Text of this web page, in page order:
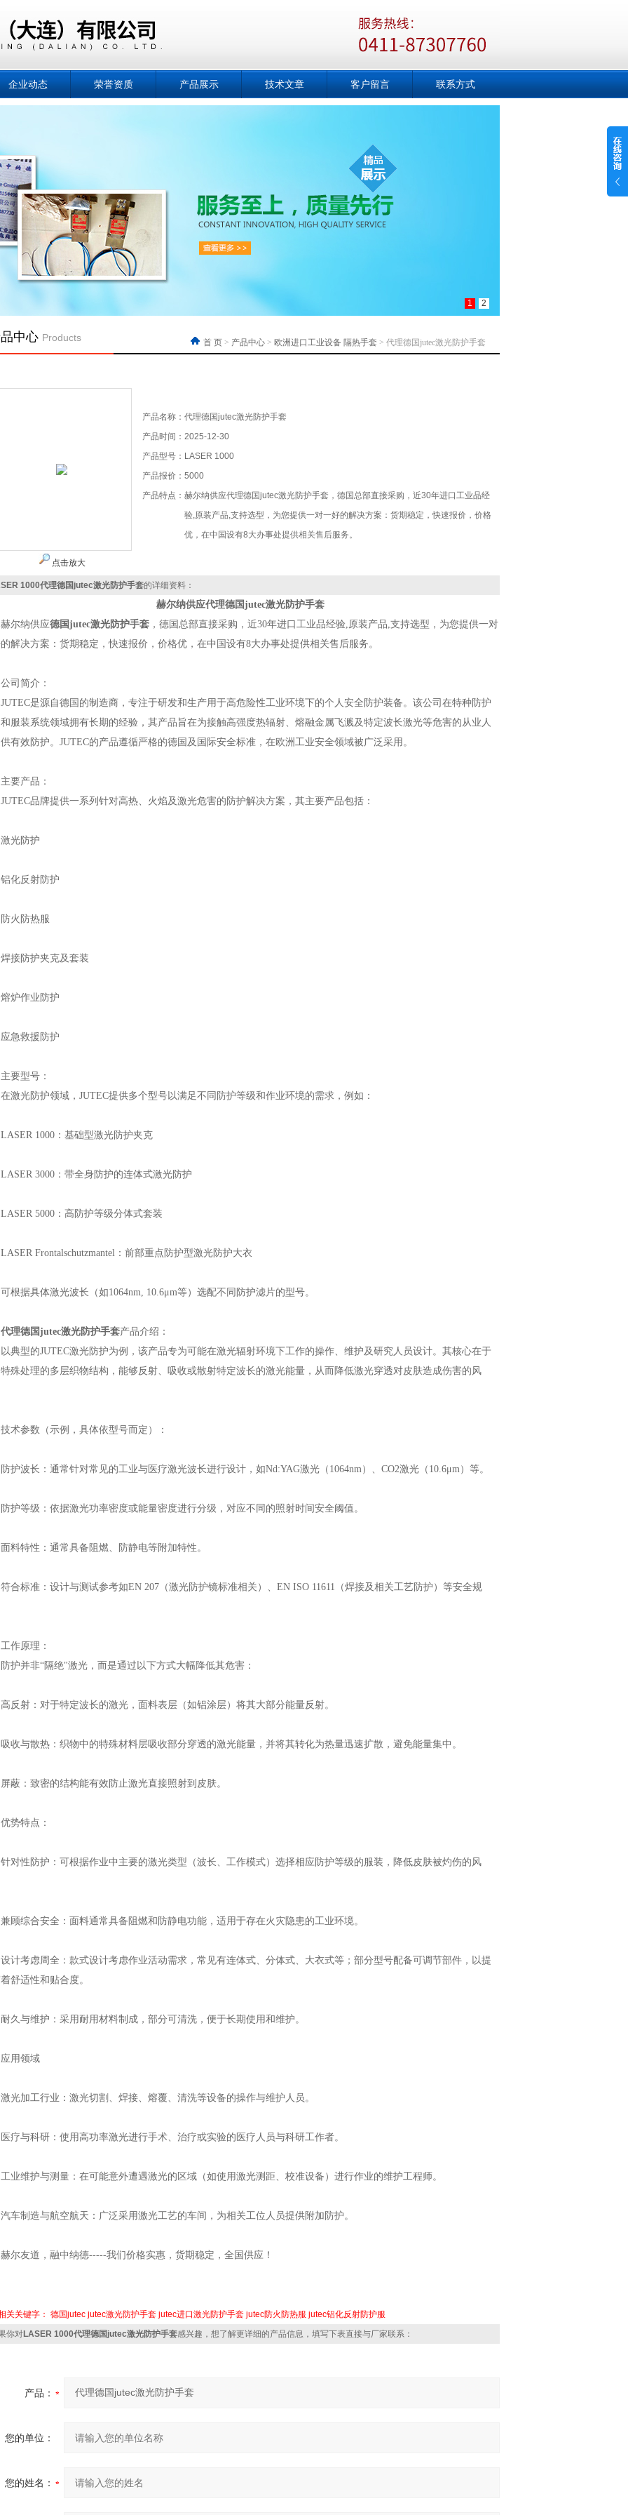
企业动态 荣誉资质 产品展示 技术文章 客户留言 联系方式
1 2
中心 Products 首 页 > 产品中心 > 欧洲进口工业设备 隔热手套 > 代理德国jutec激光防护手套
点击放大
产品名称： 代理德国jutec激光防护手套
产品时间： 2025-12-30
产品型号： LASER 1000
产品报价： 5000
产品特点： 赫尔纳供应代理德国jutec激光防护手套，德国总部直接采购，近30年进口工业品经
验,原装产品,支持选型，为您提供一对一好的解决方案：货期稳定，快速报价，价格
优，在中国设有8大办事处提供相关售后服务。
1000代理德国jutec激光防护手套的详细资料：
赫尔纳供应代理德国jutec激光防护手套
赫尔纳供应德国jutec激光防护手套 ， 德国 总部直接采购，近30年进口工业品经验,原装产品,支持选型，为您提供一对
解决方案：货期稳定，快速报价，价格优，在中国设有8大办事处提供相关售后服务。
公司简介：
JUTEC是源自德国的制造商，专注于研发和生产用于高危险性工业环境下的个人安全防护装备。该公司在特种防护
服装系统领域拥有长期的经验，其产品旨在为接触高强度热辐射、熔融金属飞溅及特定波长激光等危害的从业人
有效防护。JUTEC的产品遵循严格的德国及国际安全标准，在欧洲工业安全领域被广泛采用。
主要产品：
JUTEC品牌提供一系列针对高热、火焰及激光危害的防护解决方案，其主要产品包括：
激光防护
铝化反射防护
防火防热服
焊接防护夹克及套装
熔炉作业防护
应急救援防护
主要型号：
在激光防护领域， JUTEC提供多个型号以满足不同防护等级和作业环境的需求，例如：
LASER 1000：基础型激光防护夹克
LASER 3000：带全身防护的连体式激光防护
LASER 5000：高防护等级分体式套装
LASER Frontalschutzmantel：前部重点防护型激光防护大衣
可根据具体激光波长（如1064nm, 10.6μm等）选配不同防护滤片的型号。
代理德国jutec激光防护手套产品介绍：
以典型的JUTEC激光防护为例，该产品专为可能在激光辐射环境下工作的操作、维护及研究人员设计。其核心在于
殊处理的多层织物结构，能够反射、吸收或散射特定波长的激光能量，从而降低激光穿透对皮肤造成伤害的风
技术参数（示例，具体依型号而定）：
防护波长：通常针对常见的工业与医疗激光波长进行设计，如Nd:YAG激光（1064nm）、CO2激光（10.6μm）等。
防护等级：依据激光功率密度或能量密度进行分级，对应不同的照射时间安全阈值。
面料特性：通常具备阻燃、防静电等附加特性。
符合标准：设计与测试参考如EN 207（激光防护镜标准相关）、EN ISO 11611（焊接及相关工艺防护）等安全规
工作原理：
防护并非“隔绝"激光，而是通过以下方式大幅降低其危害：
高反射：对于特定波长的激光，面料表层（如铝涂层）将其大部分能量反射。
吸收与散热：织物中的特殊材料层吸收部分穿透的激光能量，并将其转化为热量迅速扩散，避免能量集中。
屏蔽：致密的结构能有效防止激光直接照射到皮肤。
优势特点：
针对性防护：可根据作业中主要的激光类型（波长、工作模式）选择相应防护等级的服装，降低皮肤被灼伤的风
兼顾综合安全：面料通常具备阻燃和防静电功能，适用于存在火灾隐患的工业环境。
设计考虑周全：款式设计考虑作业活动需求，常见有连体式、分体式、大衣式等；部分型号配备可调节部件，以提
舒适性和贴合度。
耐久与维护：采用耐用材料制成，部分可清洗，便于长期使用和维护。
应用领域
激光加工行业：激光切割、焊接、熔覆、清洗等设备的操作与维护人员。
医疗与科研：使用高功率激光进行手术、治疗或实验的医疗人员与科研工作者。
工业维护与测量：在可能意外遭遇激光的区域（如使用激光测距、校准设备）进行作业的维护工程师。
汽车制造与航空航天：广泛采用激光工艺的车间，为相关工位人员提供附加防护。
赫尔友道，融中纳德-----我们价格实惠，货期稳定，全国供应！
关关键字： 德国jutec jutec激光防护手套 jutec进口激光防护手套 jutec防火防热服 jutec铝化反射防护服
你对LASER 1000代理德国jutec激光防护手套感兴趣，想了解更详细的产品信息，填写下表直接与厂家联系：
产品：
您的单位：
您的姓名：